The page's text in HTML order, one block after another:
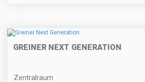
GREINER NEXT GENERATION
Zentralraum